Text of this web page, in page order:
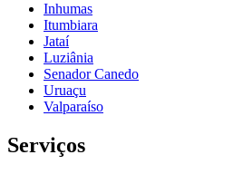
Inhumas
Itumbiara
Jataí
Luziânia
Senador Canedo
Uruaçu
Valparaíso
Serviços